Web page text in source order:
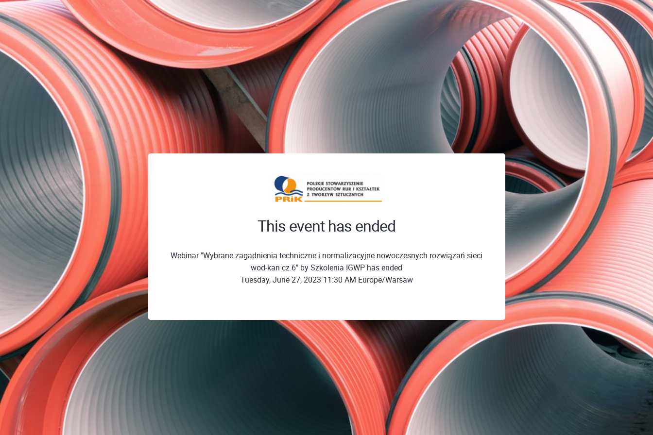
This event has ended
Webinar "Wybrane zagadnienia techniczne i normalizacyjne nowoczesnych rozwiązań sieci
wod-kan cz.6" by Szkolenia IGWP has ended
Tuesday, June 27, 2023 11:30 AM Europe/Warsaw